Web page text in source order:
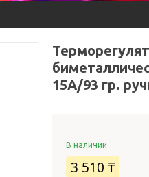
15А/93 гр.
В наличии
3 510 ₸